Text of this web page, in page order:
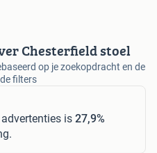
Chesterfield stoel
op je zoekopdracht en de
filters
advertenties is 27,9%